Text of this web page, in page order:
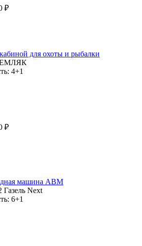
₽
для охоты и рыбалки
4+1
₽
машина АВМ
Next
6+1